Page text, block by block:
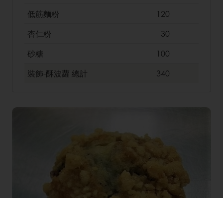
低筋麵粉
120
杏仁粉
30
砂糖
100
裝飾-酥波蘿 總計 340